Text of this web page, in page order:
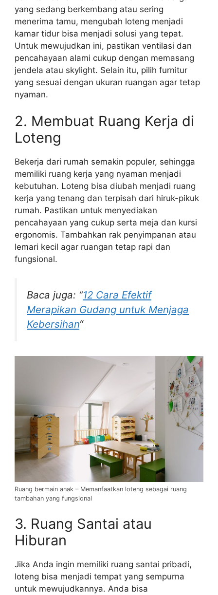
yang sedang berkembang atau sering
menerima tamu, mengubah loteng menjadi
kamar tidur bisa menjadi solusi yang tepat.
Untuk mewujudkan ini, pastikan ventilasi dan
pencahayaan alami cukup dengan memasang
jendela atau skylight. Selain itu, pilih furnitur
yang sesuai dengan ukuran ruangan agar tetap
nyaman.
2. Membuat Ruang Kerja di
Loteng
Bekerja dari rumah semakin populer, sehingga
memiliki ruang kerja yang nyaman menjadi
kebutuhan. Loteng bisa diubah menjadi ruang
kerja yang tenang dan terpisah dari hiruk-pikuk
rumah. Pastikan untuk menyediakan
pencahayaan yang cukup serta meja dan kursi
ergonomis. Tambahkan rak penyimpanan atau
lemari kecil agar ruangan tetap rapi dan
fungsional.
Baca juga: “12 Cara Efektif
Merapikan Gudang untuk Menjaga
Kebersihan“
Ruang bermain anak – Memanfaatkan loteng sebagai ruang
tambahan yang fungsional
3. Ruang Santai atau
Hiburan
Jika Anda ingin memiliki ruang santai pribadi,
loteng bisa menjadi tempat yang sempurna
untuk mewujudkannya. Anda bisa